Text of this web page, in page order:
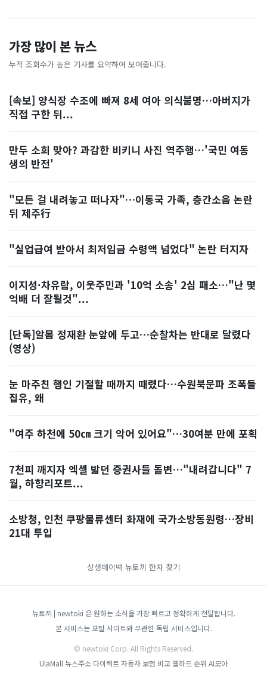
가장 많이 본 뉴스
누적 조회수가 높은 기사를 요약하여 보여줍니다.
[속보] 양식장 수조에 빠져 8세 여아 의식불명…아버지가
직접 구한 뒤...
만두 소희 맞아? 과감한 비키니 사진 역주행…'국민 여동
생의 반전'
"모든 걸 내려놓고 떠나자"…이동국 가족, 층간소음 논란
뒤 제주行
"실업급여 받아서 최저임금 수령액 넘었다" 논란 터지자
이지성·차유람, 이웃주민과 '10억 소송' 2심 패소…"난 몇
억배 더 잘될것"...
[단독]알몸 정재환 눈앞에 두고…순찰차는 반대로 달렸다
(영상)
눈 마주친 행인 기절할 때까지 때렸다…수원북문파 조폭들
집유, 왜
"여주 하천에 50㎝ 크기 악어 있어요"…30여분 만에 포획
7천피 깨지자 엑셀 밟던 증권사들 돌변…"내려갑니다" 7
월, 하향리포트...
소방청, 인천 쿠팡물류센터 화재에 국가소방동원령…장비
21대 투입
상생페이백 뉴토끼 한자 찾기
뉴토끼 | newtoki 은 원하는 소식을 가장 빠르고 정확하게 전달합니다.
본 서비스는 포털 사이트와 무관한 독립 서비스입니다.
© newtoki Corp. All Rights Reserved.
UlaMall 뉴스주소 다이렉트 자동차 보험 비교웹하드 순위 AI모아